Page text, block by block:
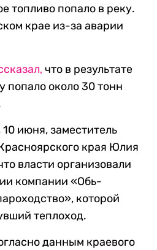
топливо попало в реку.
крае из-за аварии
что в результате
попало около 30 тонн
июня, заместитель
края Юлия
власти организовали
компании «Обь-
которой
теплоход.
данным краевого